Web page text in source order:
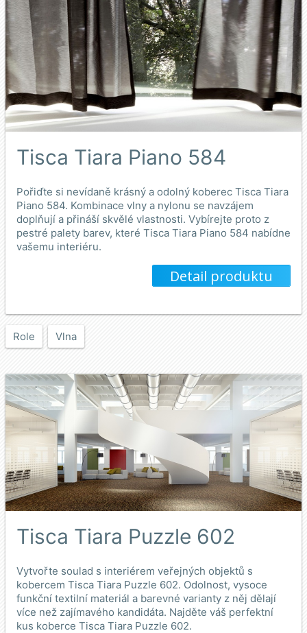
Tisca Tiara Piano 584
Pořiďte si nevídaně krásný a odolný koberec Tisca Tiara
Piano 584. Kombinace vlny a nylonu se navzájem
doplňují a přináší skvělé vlastnosti. Vybírejte proto z
pestré palety barev, které Tisca Tiara Piano 584 nabídne
vašemu interiéru.
Detail produktu
Role Vlna
Tisca Tiara Puzzle 602
Vytvořte soulad s interiérem veřejných objektů s
kobercem Tisca Tiara Puzzle 602. Odolnost, vysoce
funkční textilní materiál a barevné varianty z něj dělají
více než zajímavého kandidáta. Najděte váš perfektní
kus koberce Tisca Tiara Puzzle 602.